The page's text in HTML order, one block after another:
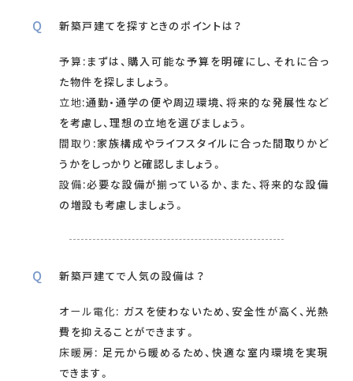
新築戸建てを探すときのポイントは？
予算 :まずは、購入可能な予算を明確にし、それに合っ
た物件を探しましょう。
立地:通勤・通学の便や周辺環境、将来的な発展性など
を考慮し、理想の立地を選びましょう。
間取り :家族構成やライフスタイルに合った間取りかど
うかをしっかりと確認しましょう。
設備:必要な設備が揃っているか、また、将来的な設備
の増設も考慮しましょう。
新築戸建てで人気の設備は？
オール電化: ガスを使わないため、安全性が高く、光熱
費を抑えることができます。
床暖房: 足元から暖めるため、快適な室内環境を実現
できます。